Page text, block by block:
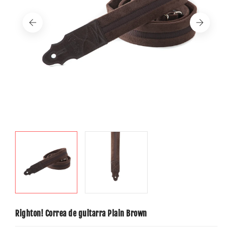
Righton! Correa de guitarra Plain Brown